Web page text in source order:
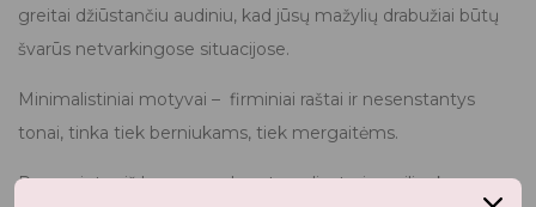
greitai džiūstančiu audiniu, kad jūsų mažylių drabužiai būtų
švarūs netvarkingose situacijose.
Minimalistiniai motyvai – firminiai raštai ir nesenstantys
tonai, tinka tiek berniukams, tiek mergaitėms.
Pagamintas iš lengvo padengto poliesterio, seilinukas yra